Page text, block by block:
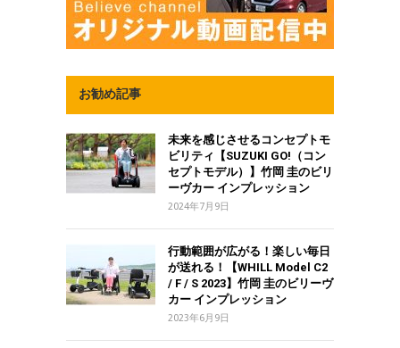
お勧め記事
未来を感じさせるコンセプトモ
ビリティ【SUZUKI GO!（コン
セプトモデル）】竹岡 圭のビリ
ーヴカー インプレッション
2024年7月9日
行動範囲が広がる！楽しい毎日
が送れる！【WHILL Model C2
/ F / S 2023】竹岡 圭のビリーヴ
カー インプレッション
2023年6月9日